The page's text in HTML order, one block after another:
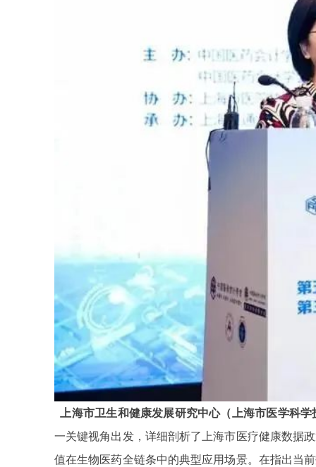
上海市卫生和健康发展研究中心（上海市医学科
一关键视角出发，详细剖析了上海市医疗健康数据
值在生物医药全链条中的典型应用场景。在指出当